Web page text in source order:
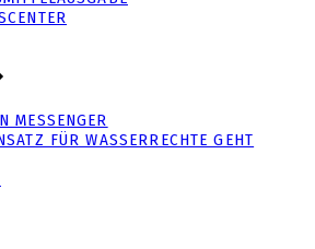
MESSENGER
FÜR WASSERRECHTE GEHT